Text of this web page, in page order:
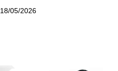
18/05/2026